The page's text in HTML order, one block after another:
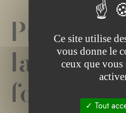
Projet(s)
la
fondation
Ce site utilise
vous donne le
ceux que vous
Tout